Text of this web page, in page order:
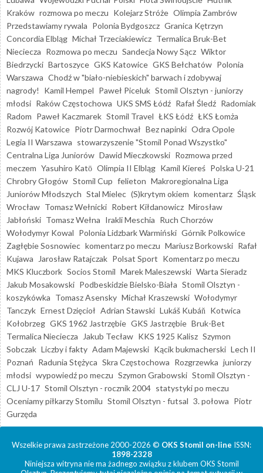
Kraków rozmowa po meczu Kolejarz Stróże Olimpia Zambrów
Przedstawiamy rywala Polonia Bydgoszcz Granica Kętrzyn
Concordia Elbląg Michał Trzeciakiewicz Termalica Bruk-Bet
Nieciecza Rozmowa po meczu Sandecja Nowy Sącz Wiktor
Biedrzycki Bartoszyce GKS Katowice GKS Bełchatów Polonia
Warszawa Chodź w "biało-niebieskich" barwach i zdobywaj
nagrody!
Kamil Hempel Paweł Piceluk Stomil Olsztyn - juniorzy
młodsi Raków Częstochowa UKS SMS Łódź Rafał Śledź Radomiak
Radom Paweł Kaczmarek Stomil Travel ŁKS Łódź ŁKS Łomża
Rozwój Katowice Piotr Darmochwał Bez napinki Odra Opole
Legia II Warszawa stowarzyszenie "Stomil Ponad Wszystko"
Centralna Liga Juniorów Dawid Mieczkowski Rozmowa przed
meczem Yasuhiro Katō Olimpia II Elbląg Kamil Kiereś Polska U-21
Chrobry Głogów Stomil Cup felieton Makroregionalna Liga
Juniorów Młodszych Stal Mielec (S)krytym okiem komentarz Śląsk
Wrocław Tomasz Wełnicki Robert Kiłdanowicz Mirosław
Jabłoński Tomasz Wełna Irakli Meschia Ruch Chorzów
Wołodymyr Kowal Polonia Lidzbark Warmiński Górnik Polkowice
Zagłębie Sosnowiec komentarz po meczu Mariusz Borkowski Rafał
Kujawa
Jarosław Ratajczak Polsat Sport Komentarz po meczu
MKS Kluczbork Socios Stomil Marek Maleszewski Warta Sieradz
Jakub Mosakowski Podbeskidzie Bielsko-Biała Stomil Olsztyn -
koszykówka Tomasz Asensky Michał Kraszewski Wołodymyr
Tanczyk Ernest Dzięcioł Adrian Stawski Lukáš Kubáň Kotwica
Kołobrzeg GKS 1962 Jastrzębie GKS Jastrzębie Bruk-Bet
Termalica Nieciecza
Jakub Tecław KKS 1925 Kalisz Szymon
Sobczak Liczby i fakty Adam Majewski Kącik bukmacherski Lech II
Poznań Radunia Stężyca Skra Częstochowa Rozgrzewka juniorzy
młodsi wypowiedź po meczu Szymon Grabowski Stomil Olsztyn -
CLJ U-17 Stomil Olsztyn - rocznik 2004 statystyki po meczu
Oceniamy piłkarzy Stomilu Stomil Olsztyn - futsal 3. połowa Piotr
Gurzęda
Wszelkie prawa zastrzeżone 2000-2026 © OKS Stomil on-line ISSN:
1898-2328
Niniejsza witryna nie ma żadnego związku z klubem OKS Stomil